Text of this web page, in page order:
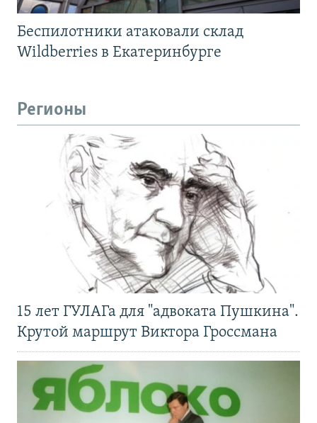
Беспилотники атаковали склад
Wildberries в Екатеринбурге
Регионы
15 лет ГУЛАГа для "адвоката Пушкина".
Крутой маршрут Виктора Гроссмана